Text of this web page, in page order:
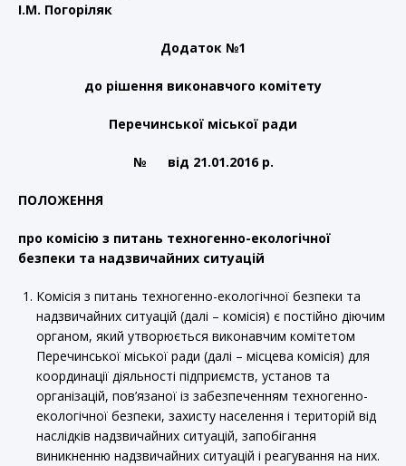
І.М. Погоріляк
Додаток №1
до рішення виконавчого комітету
Перечинської міської ради
№ від 21.01.2016 р.
ПОЛОЖЕННЯ
про комісію з питань техногенно-екологічної
безпеки та надзвичайних ситуацій
Комісія з питань техногенно-екологічної безпеки та
надзвичайних ситуацій (далі – комісія) є постійно діючим
органом, який утворюється виконавчим комітетом
Перечинської міської ради (далі – місцева комісія) для
координації діяльності підприємств, установ та
організацій, пов’язаної із забезпеченням техногенно-
екологічної безпеки, захисту населення і територій від
наслідків надзвичайних ситуацій, запобігання
виникненню надзвичайних ситуацій і реагування на них.